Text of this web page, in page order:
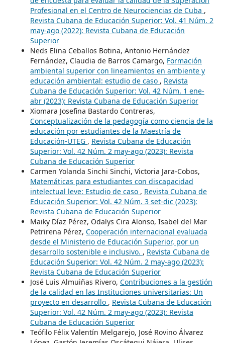
Profesional en el Centro de Neurociencias de Cuba ,
Revista Cubana de Educación Superior: Vol. 41 Núm. 2
may-ago (2022): Revista Cubana de Educación
Superior
Neds Elina Ceballos Botina, Antonio Hernández
Fernández, Claudia de Barros Camargo, Formación
ambiental superior con lineamientos en ambiente y
educación ambiental: estudio de caso , Revista
Cubana de Educación Superior: Vol. 42 Núm. 1 ene-
abr (2023): Revista Cubana de Educación Superior
Xiomara Josefina Bastardo Contreras,
Conceptualización de la pedagogía como ciencia de la
educación por estudiantes de la Maestría de
Educación-UTEG , Revista Cubana de Educación
Superior: Vol. 42 Núm. 2 may-ago (2023): Revista
Cubana de Educación Superior
Carmen Yolanda Sinchi Sinchi, Victoria Jara-Cobos,
Matemáticas para estudiantes con discapacidad
intelectual leve: Estudio de caso , Revista Cubana de
Educación Superior: Vol. 42 Núm. 3 set-dic (2023):
Revista Cubana de Educación Superior
Maiky Díaz Pérez, Odalys Cira Alonso, Isabel del Mar
Petrirena Pérez, Cooperación internacional evaluada
desde el Ministerio de Educación Superior, por un
desarrollo sostenible e inclusivo. , Revista Cubana de
Educación Superior: Vol. 42 Núm. 2 may-ago (2023):
Revista Cubana de Educación Superior
José Luis Almuiñas Rivero, Contribuciones a la gestión
de la calidad en las Instituciones universitarias: Un
proyecto en desarrollo , Revista Cubana de Educación
Superior: Vol. 42 Núm. 2 may-ago (2023): Revista
Cubana de Educación Superior
Teófilo Félix Valentín Melgarejo, José Rovino Álvarez